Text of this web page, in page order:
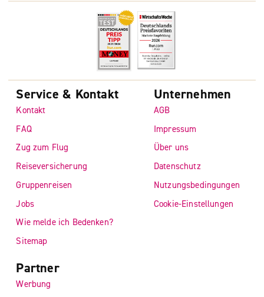
Service & Kontakt
Kontakt
FAQ
Zug zum Flug
Reiseversicherung
Gruppenreisen
Jobs
Wie melde ich Bedenken?
Sitemap
Unternehmen
AGB
Impressum
Über uns
Datenschutz
Nutzungsbedingungen
Cookie-Einstellungen
Partner
Werbung